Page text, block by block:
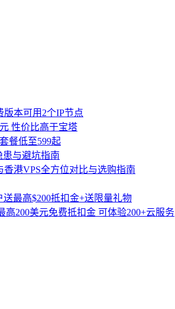
本可用2个IP节点
性价比高于宝塔
餐低至599起
患与避坑指南
港VPS全方位对比与选购指南
最高$200抵扣金+送限量礼物
高200美元免费抵扣金 可体验200+云服务